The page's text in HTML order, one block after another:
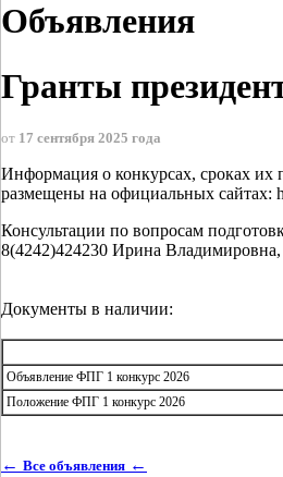
Объявления
Гранты
от 17 сентября 2025 года
Информация о конкурсах, сроках их
размещены на официальных сайтах:
Консультации по вопросам
8(4242)424230 Ирина
Документы в наличии:
Объявление ФПГ 1 конкурс 2026
Положение ФПГ 1 конкурс 2026
← Все объявления ←